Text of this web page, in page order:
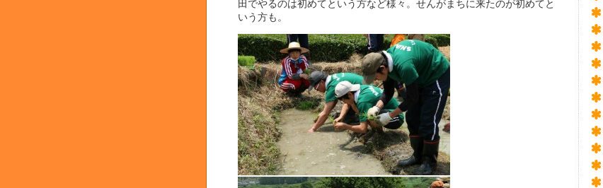
田でやるのは初めてという方など様々。せんがまちに来たのが初めてと
いう方も。